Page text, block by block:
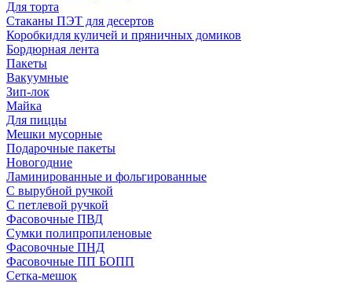
Для торта
Стаканы ПЭТ для десертов
Коробкидля куличей и пряничных домиков
Бордюрная лента
Пакеты
Вакуумные
Зип-лок
Майка
Для пиццы
Мешки мусорные
Подарочные пакеты
Новогодние
Ламинированные и фольгированные
С вырубной ручкой
С петлевой ручкой
Фасовочные ПВД
Сумки полипропиленовые
Фасовочные ПНД
Фасовочные ПП БОПП
Сетка-мешок